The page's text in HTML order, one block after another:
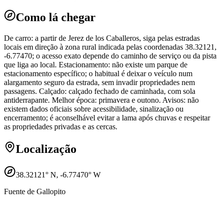
Como lá chegar
De carro: a partir de Jerez de los Caballeros, siga pelas estradas
locais em direção à zona rural indicada pelas coordenadas 38.32121,
-6.77470; o acesso exato depende do caminho de serviço ou da pista
que liga ao local. Estacionamento: não existe um parque de
estacionamento específico; o habitual é deixar o veículo num
alargamento seguro da estrada, sem invadir propriedades nem
passagens. Calçado: calçado fechado de caminhada, com sola
antiderrapante. Melhor época: primavera e outono. Avisos: não
existem dados oficiais sobre acessibilidade, sinalização ou
encerramento; é aconselhável evitar a lama após chuvas e respeitar
as propriedades privadas e as cercas.
Localização
38.32121° N, -6.77470° W
Fuente de Gallopito